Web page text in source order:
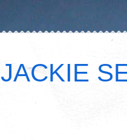
JACKIE